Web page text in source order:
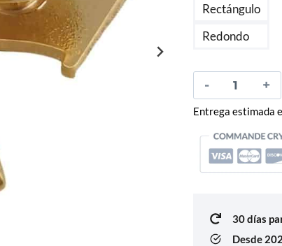
Rectángulo
Redondo
Pin's
Drapeau
Suisse
cantidad
Entrega estimada
30 días
Desde